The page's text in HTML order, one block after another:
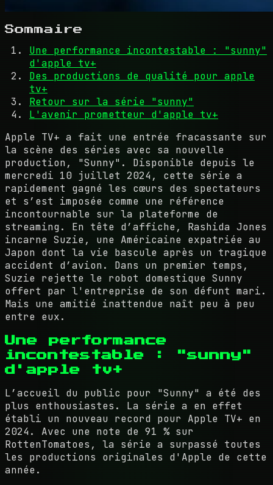
Sommaire
Une performance incontestable : "sunny"
d'apple tv+
Des productions de qualité pour apple
tv+
Retour sur la série "sunny"
L'avenir prometteur d'apple tv+
Apple TV+ a fait une entrée fracassante sur
la scène des séries avec sa nouvelle
production, "Sunny". Disponible depuis le
mercredi 10 juillet 2024, cette série a
rapidement gagné les cœurs des spectateurs
et s’est imposée comme une référence
incontournable sur la plateforme de
streaming. En tête d’affiche, Rashida Jones
incarne Suzie, une Américaine expatriée au
Japon dont la vie bascule après un tragique
accident d’avion. Dans un premier temps,
Suzie rejette le robot domestique Sunny
offert par l'entreprise de son défunt mari.
Mais une amitié inattendue naît peu à peu
entre eux.
Une performance
incontestable : "sunny"
d'apple tv+
L’accueil du public pour "Sunny" a été des
plus enthousiastes. La série a en effet
établi un nouveau record pour Apple TV+ en
2024. Avec une note de 91 % sur
RottenTomatoes, la série a surpassé toutes
les productions originales d'Apple de cette
année.